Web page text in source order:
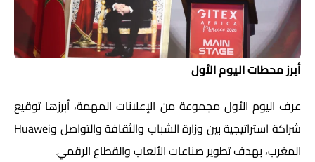
أبرز محطات اليوم الأول
عرف اليوم الأول مجموعة من الإعلانات المهمة، أبرزها توقيع
شراكة استراتيجية بين وزارة الشباب والثقافة والتواصل وHuawei
المغرب، بهدف تطوير صناعات الألعاب والقطاع الرقمي.